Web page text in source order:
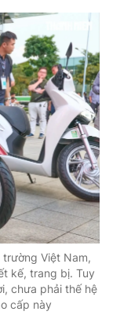
cáo
Việt Nam,
kế, trang bị. Tuy
chưa phải thế hệ
cấp này